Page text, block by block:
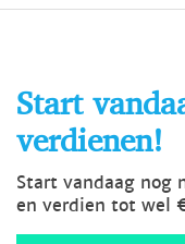
Start
verdienen!
Start vandaag nog
en verdien tot wel